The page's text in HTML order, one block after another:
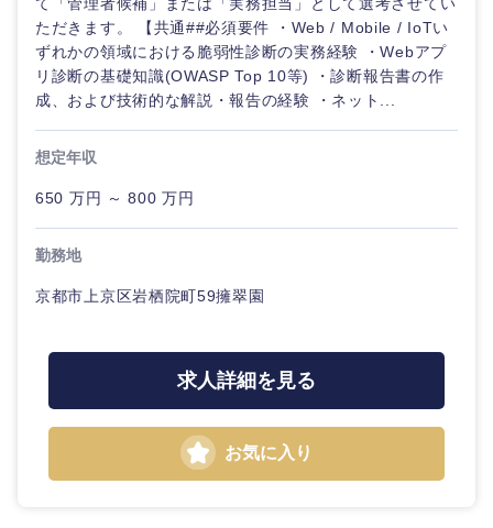
ただきます。 【共通##必須要件 ・Web / Mobile / IoTい
ずれかの領域における脆弱性診断の実務経験 ・Webアプ
リ診断の基礎知識(OWASP Top 10等) ・診断報告書の作
成、および技術的な解説・報告の経験 ・ネット...
想定年収
650 万円 ～ 800 万円
勤務地
京都市上京区岩栖院町59擁翠園
求人詳細を見る
お気に入り